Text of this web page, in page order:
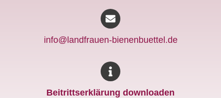
info@landfrauen-bienenbuettel.de
Beitrittserklärung downloaden